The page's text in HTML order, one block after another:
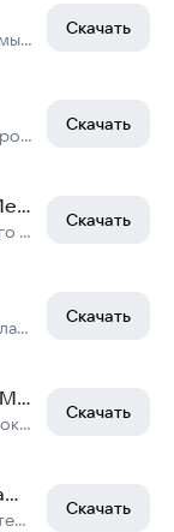
Рыбалка на 1605 рыб, без рекламы! RPG, 1500+ квестов, турниры, клубы...
Скачать
Выживи на острове с зомби, строй укрытие, крафти оружие, борись в пост-апок РПГ
Скачать
Машинист Московского Метро 3Д
Стань машинистом московского метро!
Скачать
Ломай Меня Полностью - весёлая и затягивающая физическая игра!
Скачать
MetroMosSim: Симулятор Машиниста Московского метро
Симулятор-3D машиниста на Сокольнической линии московского метро!
Скачать
Pure Sniper: Gun Shooter Games
Стань лучшим снайпером в шутере от первого лица
Скачать